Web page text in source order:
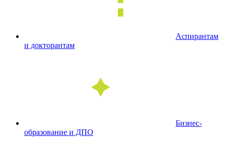
Аспирантам
и докторантам
Бизнес-
образование и ДПО